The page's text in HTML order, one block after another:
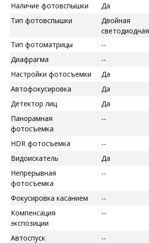
Наличие фотовспышки
Да
Тип фотовспышки
Двойная
светодиодная
Тип фотоматрицы --
Диафрагма
--
Настройки фотосъемки
Да
Автофокусировка
Да
Детектор лиц
Да
Панорамная
фотосъемка
--
HDR фотосъемка --
Видоискатель
Да
Непрерывная
фотосъемка
--
Фокусировка касанием --
Компенсация
экспозиции
--
Автоспуск --